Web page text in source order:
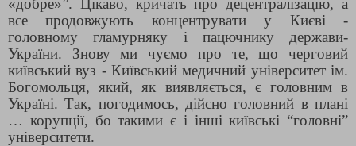
«добре»”. Цікаво, кричать про децентралізацію, а
все продовжують концентрувати у Києві -
головному гламурняку і пацючнику держави-
України. Знову ми чуємо про те, що черговий
київський вуз - Київський медичний університет ім.
Богомольця, який, як виявляється, є головним в
Україні. Так, погодимось, дійсно головний в плані
… корупції, бо такими є і інші київські “головні”
університети.